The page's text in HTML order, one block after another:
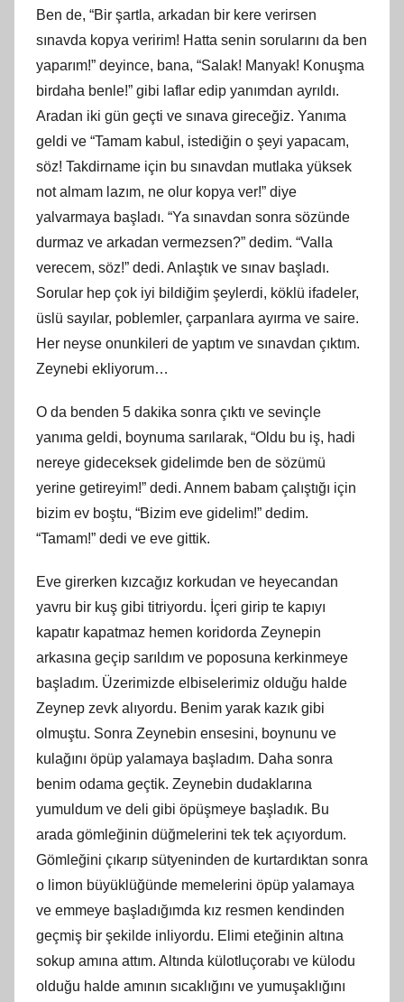
Ben de, “Bir şartla, arkadan bir kere verirsen
sınavda kopya veririm! Hatta senin sorularını da ben
yaparım!” deyince, bana, “Salak! Manyak! Konuşma
birdaha benle!” gibi laflar edip yanımdan ayrıldı.
Aradan iki gün geçti ve sınava gireceğiz. Yanıma
geldi ve “Tamam kabul, istediğin o şeyi yapacam,
söz! Takdirname için bu sınavdan mutlaka yüksek
not almam lazım, ne olur kopya ver!” diye
yalvarmaya başladı. “Ya sınavdan sonra sözünde
durmaz ve arkadan vermezsen?” dedim. “Valla
verecem, söz!” dedi. Anlaştık ve sınav başladı.
Sorular hep çok iyi bildiğim şeylerdi, köklü ifadeler,
üslü sayılar, poblemler, çarpanlara ayırma ve saire.
Her neyse onunkileri de yaptım ve sınavdan çıktım.
Zeynebi ekliyorum…
O da benden 5 dakika sonra çıktı ve sevinçle
yanıma geldi, boynuma sarılarak, “Oldu bu iş, hadi
nereye gideceksek gidelimde ben de sözümü
yerine getireyim!” dedi. Annem babam çalıştığı için
bizim ev boştu, “Bizim eve gidelim!” dedim.
“Tamam!” dedi ve eve gittik.
Eve girerken kızcağız korkudan ve heyecandan
yavru bir kuş gibi titriyordu. İçeri girip te kapıyı
kapatır kapatmaz hemen koridorda Zeynepin
arkasına geçip sarıldım ve poposuna kerkinmeye
başladım. Üzerimizde elbiselerimiz olduğu halde
Zeynep zevk alıyordu. Benim yarak kazık gibi
olmuştu. Sonra Zeynebin ensesini, boynunu ve
kulağını öpüp yalamaya başladım. Daha sonra
benim odama geçtik. Zeynebin dudaklarına
yumuldum ve deli gibi öpüşmeye başladık. Bu
arada gömleğinin düğmelerini tek tek açıyordum.
Gömleğini çıkarıp sütyeninden de kurtardıktan sonra
o limon büyüklüğünde memelerini öpüp yalamaya
ve emmeye başladığımda kız resmen kendinden
geçmiş bir şekilde inliyordu. Elimi eteğinin altına
sokup amına attım. Altında külotluçorabı ve külodu
olduğu halde amının sıcaklığını ve yumuşaklığını